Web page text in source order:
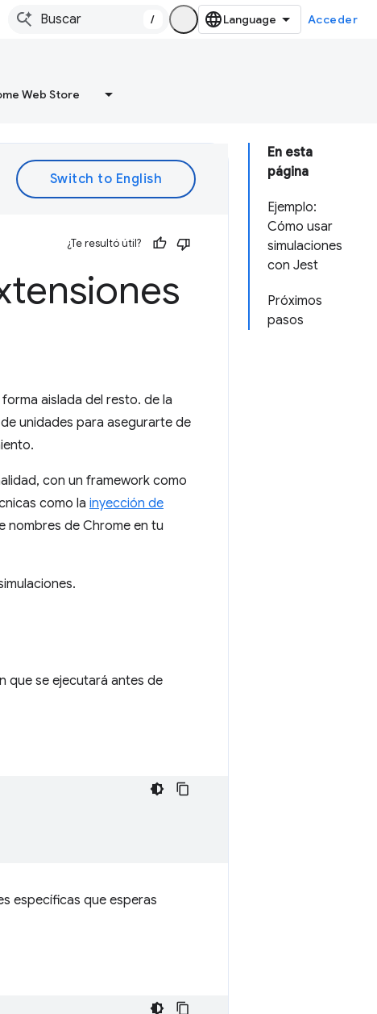
/ Acceder
Web Store
En esta
página
Ejemplo:
Cómo usar
simulaciones
con Jest
Próximos
pasos
¿Te resultó útil?
aislada del resto. de la
unidades para asegurarte de
con un framework como
como la inyección de
nombres de Chrome en tu
que se ejecutará antes de
específicas que esperas